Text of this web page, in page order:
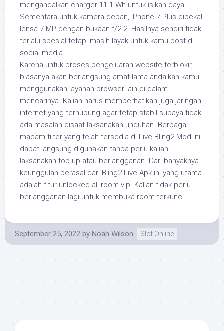
mengandalkan charger 11.1 Wh untuk isikan daya.
Sementara untuk kamera depan, iPhone 7 Plus dibekali
lensa 7 MP dengan bukaan f/2.2. Hasilnya sendiri tidak
terlalu spesial tetapi masih layak untuk kamu post di
social media.
Karena untuk proses pengeluaran website terblokir,
biasanya akan berlangsung amat lama andaikan kamu
menggunakan layanan browser lain di dalam
mencarinya. Kalian harus memperhatikan juga jaringan
internet yang terhubung agar tetap stabil supaya tidak
ada masalah disaat laksanakan unduhan. Berbagai
macam filter yang telah tersedia di Live Bling2 Mod ini
dapat langsung digunakan tanpa perlu kalian
laksanakan top up atau berlangganan. Dari banyaknya
keunggulan berasal dari Bling2 Live Apk ini yang utama
adalah fitur unlocked all room vip. Kalian tidak perlu
berlangganan lagi untuk membuka room terkunci.…
September 25, 2022 by Noah Wilson Slot Online